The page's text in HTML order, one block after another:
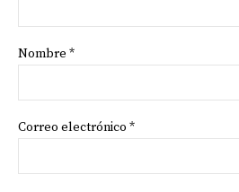
Nombre *
Correo electrónico *